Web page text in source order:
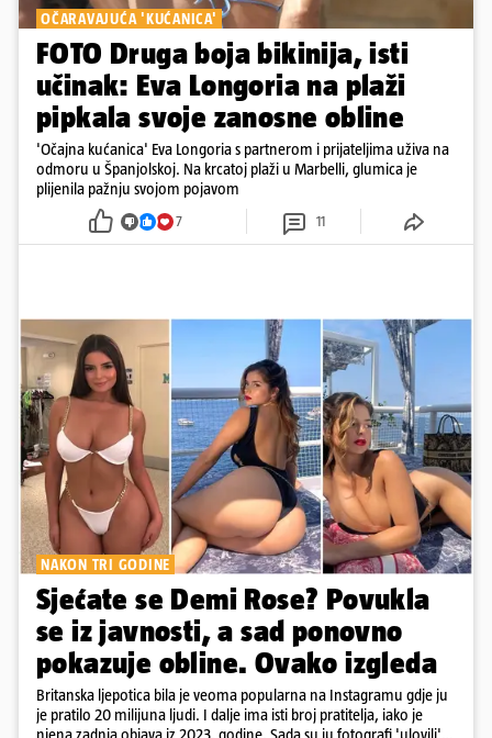
OČARAVAJUĆA 'KUĆANICA'
FOTO Druga boja bikinija, isti
učinak: Eva Longoria na plaži
pipkala svoje zanosne obline
'Očajna kućanica' Eva Longoria s partnerom i prijateljima uživa na
odmoru u Španjolskoj. Na krcatoj plaži u Marbelli, glumica je
plijenila pažnju svojom pojavom
7 11
NAKON TRI GODINE
Sjećate se Demi Rose? Povukla
se iz javnosti, a sad ponovno
pokazuje obline. Ovako izgleda
Britanska ljepotica bila je veoma popularna na Instagramu gdje ju
je pratilo 20 milijuna ljudi. I dalje ima isti broj pratitelja, iako je